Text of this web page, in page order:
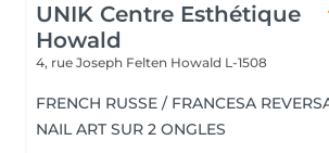
UNIK Centre Esthétique
Howald
4, rue Joseph Felten Howald L-1508
FRENCH RUSSE / FRANCESA
NAIL ART SUR 2 ONGLES